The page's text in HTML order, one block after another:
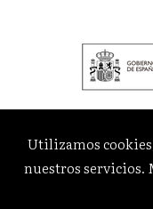
Utilizamos
nuestros servicios.